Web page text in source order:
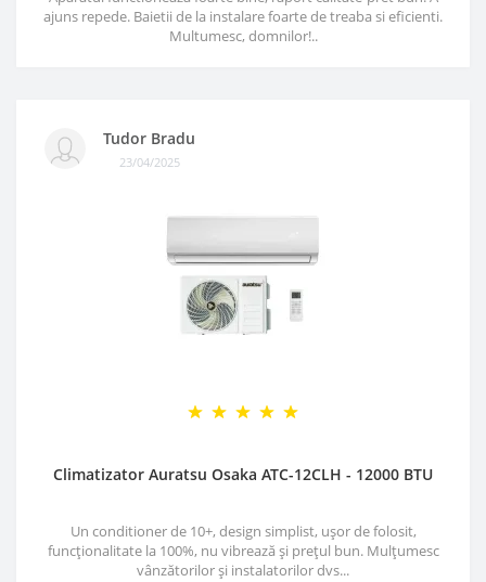
ajuns repede. Baietii de la instalare foarte de treaba si eficienti.
Multumesc, domnilor!..
Tudor Bradu
23/04/2025
Climatizator Auratsu Osaka ATC-12CLH - 12000 BTU
Un conditioner de 10+, design simplist, ușor de folosit,
funcționalitate la 100%, nu vibrează și prețul bun. Mulțumesc
vânzătorilor și instalatorilor dvs...